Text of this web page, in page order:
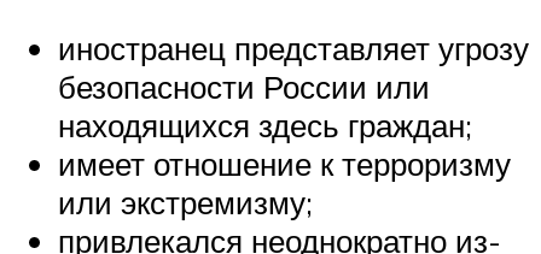
иностранец представляет угрозу
безопасности России или
находящихся здесь граждан;
имеет отношение к терроризму
или экстремизму;
привлекался неоднократно из-